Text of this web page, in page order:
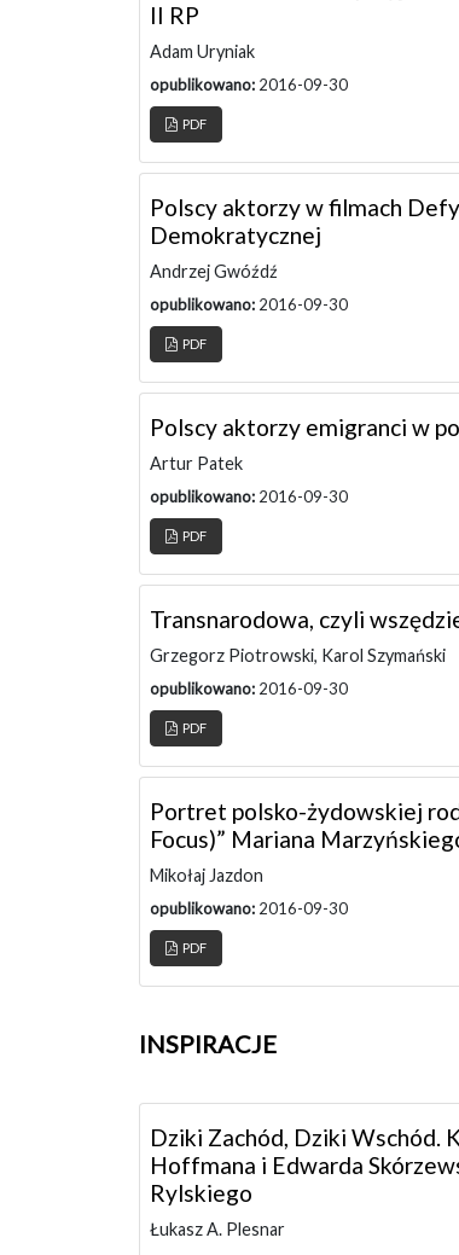
II RP
Adam Uryniak
opublikowano:2016-09-30
PDF
Polscy aktorzy w filmach
Demokratycznej
Andrzej Gwóźdź
opublikowano:2016-09-30
PDF
Polscy aktorzy emigranci w
Artur Patek
opublikowano:2016-09-30
PDF
Transnarodowa, czyli
Grzegorz Piotrowski, Karol Szymański
opublikowano:2016-09-30
PDF
Portret polsko-żydowskiej
Focus)” Mariana
Mikołaj Jazdon
opublikowano:2016-09-30
PDF
INSPIRACJE
Dziki Zachód, Dziki Wschód.
Hoffmana i Edwarda
Rylskiego
Łukasz A. Plesnar